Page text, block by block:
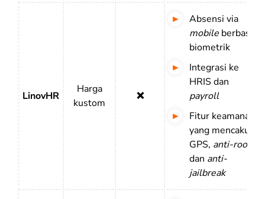
LinovHR
Harga
kustom
❌
Absensi via
mobile berbasis
biometrik
Integrasi ke
HRIS dan
payroll
Fitur keamanan
yang mencakup
GPS, anti-root
dan anti-
jailbreak